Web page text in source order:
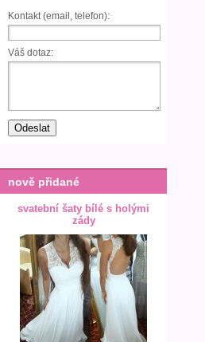
Kontakt (email, telefon):
Váš dotaz:
nově přidané
svatební šaty bílé s holými
zády